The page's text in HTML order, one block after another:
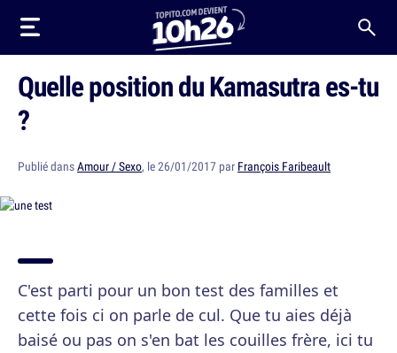
Quelle position du Kamasutra es-tu
?
Publié dansAmour / Sexo, le 26/01/2017 par François Faribeault
C'est parti pour un bon test des familles et
cette fois ci on parle de cul. Que tu aies déjà
baisé ou pas on s'en bat les couilles frère, ici tu